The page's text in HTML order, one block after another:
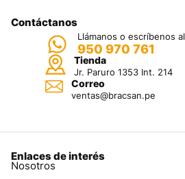
Contáctanos
Llámanos o escríbenos al
950 970 761
Tienda
Jr. Paruro 1353 Int. 214
Correo
ventas@bracsan.pe
Enlaces de interés
Nosotros